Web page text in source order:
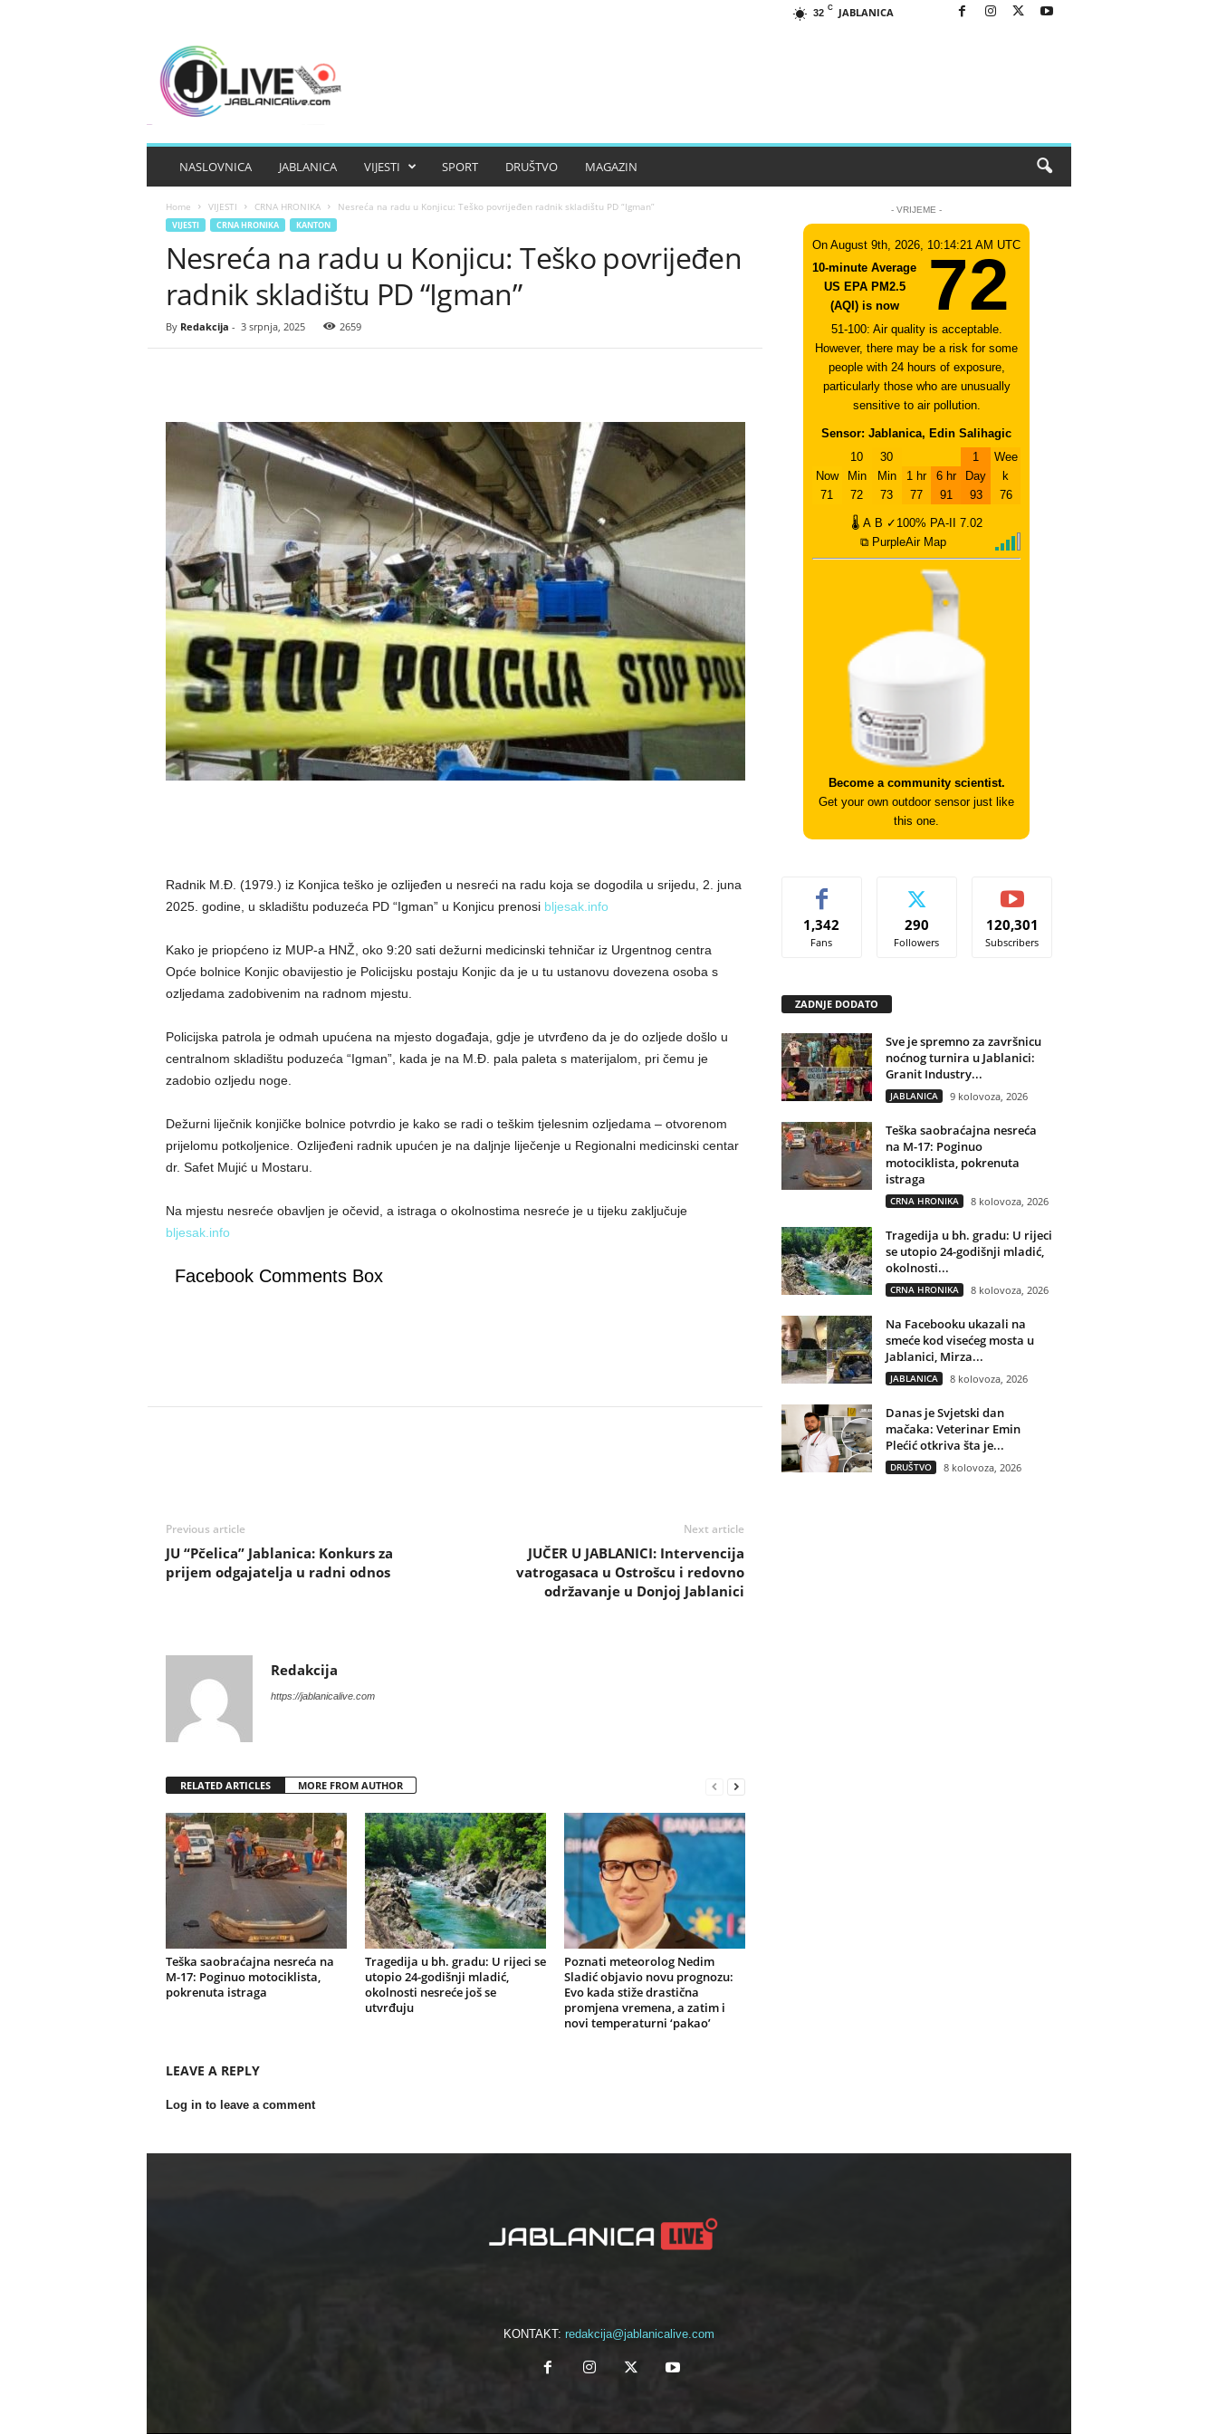
32 C JABLANICA
NASLOVNICA JABLANICA VIJESTI SPORT DRUŠTVO MAGAZIN
Home VIJESTI CRNA HRONIKA Nesreća na radu u Konjicu: Teško povrijeđen radnik skladištu PD “Igman”
VIJESTI CRNA HRONIKA KANTON
Nesreća na radu u Konjicu: Teško povrijeđen
radnik skladištu PD “Igman”
By Redakcija - 3 srpnja, 2025 2659
Radnik M.Đ. (1979.) iz Konjica teško je ozlijeđen u nesreći na radu koja se dogodila u srijedu, 2. juna
2025. godine, u skladištu poduzeća PD “Igman” u Konjicu prenosi bljesak.info
Kako je priopćeno iz MUP-a HNŽ, oko 9:20 sati dežurni medicinski tehničar iz Urgentnog centra
Opće bolnice Konjic obavijestio je Policijsku postaju Konjic da je u tu ustanovu dovezena osoba s
ozljedama zadobivenim na radnom mjestu.
Policijska patrola je odmah upućena na mjesto događaja, gdje je utvrđeno da je do ozljede došlo u
centralnom skladištu poduzeća “Igman”, kada je na M.Đ. pala paleta s materijalom, pri čemu je
zadobio ozljedu noge.
Dežurni liječnik konjičke bolnice potvrdio je kako se radi o teškim tjelesnim ozljedama – otvorenom
prijelomu potkoljenice. Ozlijeđeni radnik upućen je na daljnje liječenje u Regionalni medicinski centar
dr. Safet Mujić u Mostaru.
Na mjestu nesreće obavljen je očevid, a istraga o okolnostima nesreće je u tijeku zaključuje
bljesak.info
Facebook Comments Box
Previous article
JU “Pčelica” Jablanica: Konkurs za
prijem odgajatelja u radni odnos
Next article
JUČER U JABLANICI: Intervencija
vatrogasaca u Ostrošcu i redovno
održavanje u Donjoj Jablanici
Redakcija
https://jablanicalive.com
RELATED ARTICLES MORE FROM AUTHOR
Teška saobraćajna nesreća na
M-17: Poginuo motociklista,
pokrenuta istraga
Tragedija u bh. gradu: U rijeci se
utopio 24-godišnji mladić,
okolnosti nesreće još se
utvrđuju
Poznati meteorolog Nedim
Sladić objavio novu prognozu:
Evo kada stiže drastična
promjena vremena, a zatim i
novi temperaturni ‘pakao’
LEAVE A REPLY
Log in to leave a comment
- VRIJEME -
On August 9th, 2026, 10:14:21 AM UTC
10-minute Average
US EPA PM2.5
(AQI) is now
72
51-100: Air quality is acceptable.
However, there may be a risk for some
people with 24 hours of exposure,
particularly those who are unusually
sensitive to air pollution.
Sensor: Jablanica, Edin Salihagic
Now
71
10
Min
72
30
Min
73
1 hr
77
6 hr
91
1
Day
93
Wee
k
76
🌡 A B ✓100% PA-II
7.02
⧉ PurpleAir Map
Become a community scientist.
Get your own outdoor sensor just like
this one.
1,342
Fans
290
Followers
120,301
Subscribers
ZADNJE DODATO
Sve je spremno za završnicu
noćnog turnira u Jablanici:
Granit Industry...
JABLANICA 9 kolovoza, 2026
Teška saobraćajna nesreća
na M-17: Poginuo
motociklista, pokrenuta
istraga
CRNA HRONIKA 8 kolovoza, 2026
Tragedija u bh. gradu: U rijeci
se utopio 24-godišnji mladić,
okolnosti...
CRNA HRONIKA 8 kolovoza, 2026
Na Facebooku ukazali na
smeće kod visećeg mosta u
Jablanici, Mirza...
JABLANICA 8 kolovoza, 2026
Danas je Svjetski dan
mačaka: Veterinar Emin
Plećić otkriva šta je...
DRUŠTVO 8 kolovoza, 2026
KONTAKT: redakcija@jablanicalive.com